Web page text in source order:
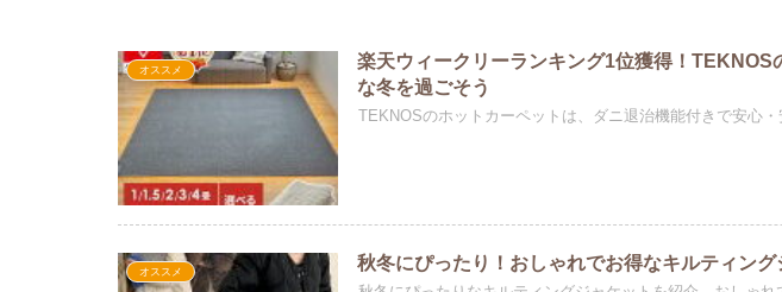
オススメ
楽天ウィークリーランキング1位獲得！TEKNOS
な冬を過ごそう
TEKNOSのホットカーペットは、ダニ退治機能付きで安心
オススメ 秋冬にぴったり！おしゃれでお得なキルティング